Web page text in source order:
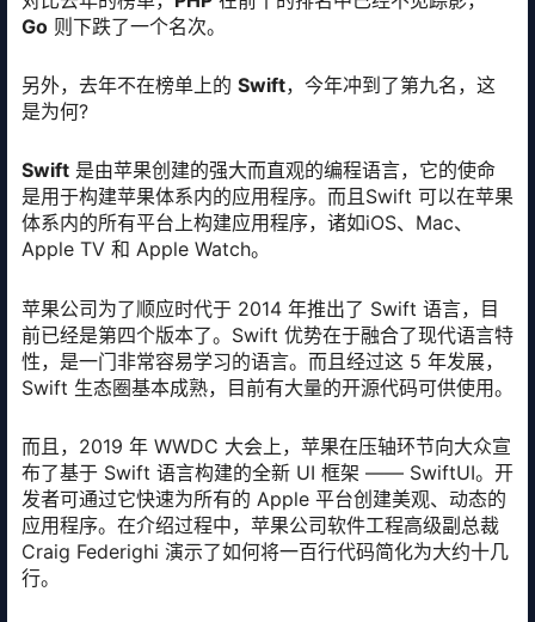
Go 则下跌了一个名次。
另外，去年不在榜单上的 Swift，今年冲到了第九名，这
是为何?
Swift 是由苹果创建的强大而直观的编程语言，它的使命
是用于构建苹果体系内的应用程序。而且Swift 可以在苹果
体系内的所有平台上构建应用程序，诸如iOS、Mac、
Apple TV 和 Apple Watch。
苹果公司为了顺应时代于 2014 年推出了 Swift 语言，目
前已经是第四个版本了。Swift 优势在于融合了现代语言特
性，是一门非常容易学习的语言。而且经过这 5 年发展，
Swift 生态圈基本成熟，目前有大量的开源代码可供使用。
而且，2019 年 WWDC 大会上，苹果在压轴环节向大众宣
布了基于 Swift 语言构建的全新 UI 框架 —— SwiftUI。开
发者可通过它快速为所有的 Apple 平台创建美观、动态的
应用程序。在介绍过程中，苹果公司软件工程高级副总裁
Craig Federighi 演示了如何将一百行代码简化为大约十几
行。